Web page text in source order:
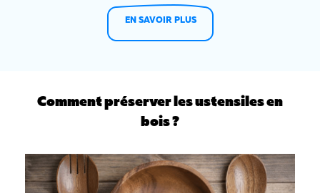
EN SAVOIR PLUS
Comment préserver les ustensiles en
bois ?